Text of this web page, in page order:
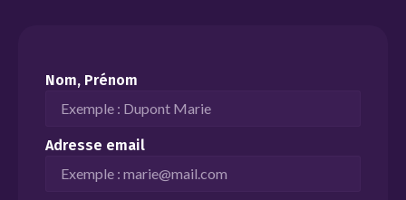
Nom, Prénom
Adresse email